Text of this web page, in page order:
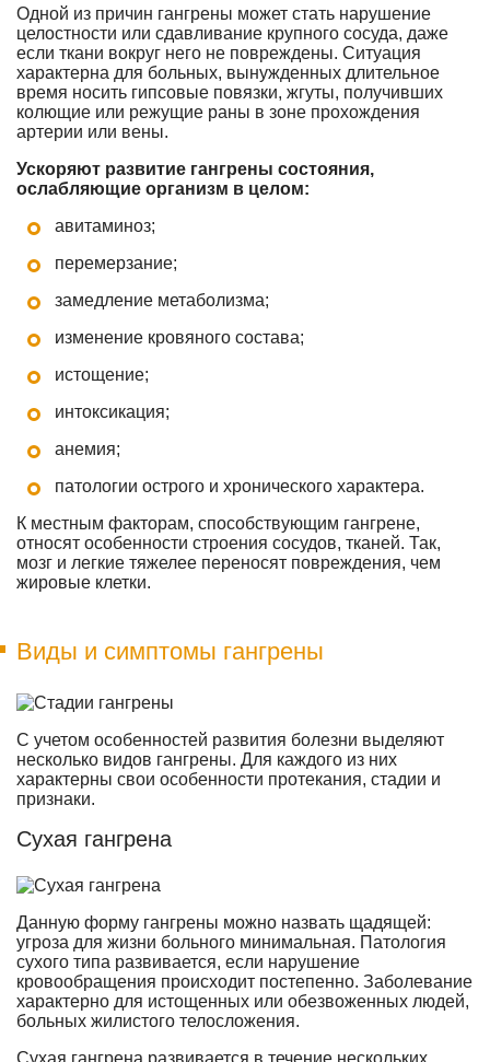
Одной из причин гангрены может стать нарушение
целостности или сдавливание крупного сосуда, даже
если ткани вокруг него не повреждены. Ситуация
характерна для больных, вынужденных длительное
время носить гипсовые повязки, жгуты, получивших
колющие или режущие раны в зоне прохождения
артерии или вены.
Ускоряют развитие гангрены состояния,
ослабляющие организм в целом:
авитаминоз;
перемерзание;
замедление метаболизма;
изменение кровяного состава;
истощение;
интоксикация;
анемия;
патологии острого и хронического характера.
К местным факторам, способствующим гангрене,
относят особенности строения сосудов, тканей. Так,
мозг и легкие тяжелее переносят повреждения, чем
жировые клетки.
Виды и симптомы гангрены
С учетом особенностей развития болезни выделяют
несколько видов гангрены. Для каждого из них
характерны свои особенности протекания, стадии и
признаки.
Сухая гангрена
Данную форму гангрены можно назвать щадящей:
угроза для жизни больного минимальная. Патология
сухого типа развивается, если нарушение
кровообращения происходит постепенно. Заболевание
характерно для истощенных или обезвоженных людей,
больных жилистого телосложения.
Сухая гангрена развивается в течение нескольких